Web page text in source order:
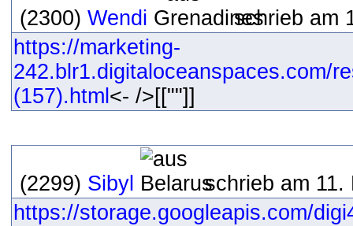
(2300) Wendi
schrieb am
https://marketing-
242.blr1.digitaloceanspaces.com/
(157).html <- />[[""]]
(2299) Sibyl
schrieb am 11.
https://storage.googleapis.com/